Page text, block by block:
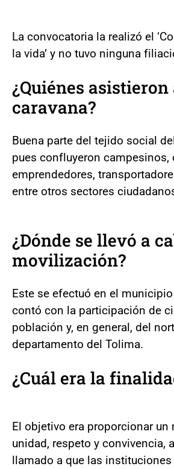
La convocatoria la realizó el
la vida’ y no tuvo ninguna
¿Quiénes asistieron
caravana?
Buena parte del tejido social
pues confluyeron campesinos,
emprendedores,
entre otros sectores
¿Dónde se llevó a
movilización?
Este se efectuó en el
contó con la participación de
población y, en general, del
departamento del Tolima.
¿Cuál era la
El objetivo era proporcionar un
unidad, respeto y convivencia,
llamado a que las